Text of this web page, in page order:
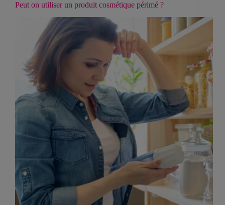
Peut on utiliser un produit cosmétique périmé ?